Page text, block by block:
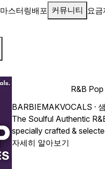
마스터링배포 커뮤니티 요금
R&B
BARBIEMAKVOCALS ·
The Soulful Authentic
specially crafted &
push the boundaries of
자세히 알아보기